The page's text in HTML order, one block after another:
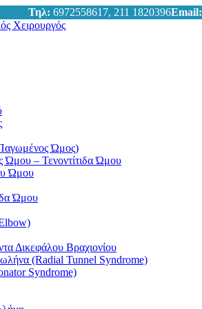
Τηλ: 6972558617, 211 1820396Email:
Ώμος)
– Τενοντίτιδα Ώμου
Ώμου
Ώμου
Δικεφάλου Βραχιονίου
(Radial Tunnel Syndrome)
Syndrome)